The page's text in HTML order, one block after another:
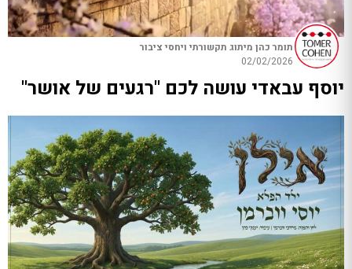
תומר כהן מיתוג תקשורתי ויחסי ציבור
02/02/2026
יוסף עבאדי עושה לכם "רגעים של אושר"